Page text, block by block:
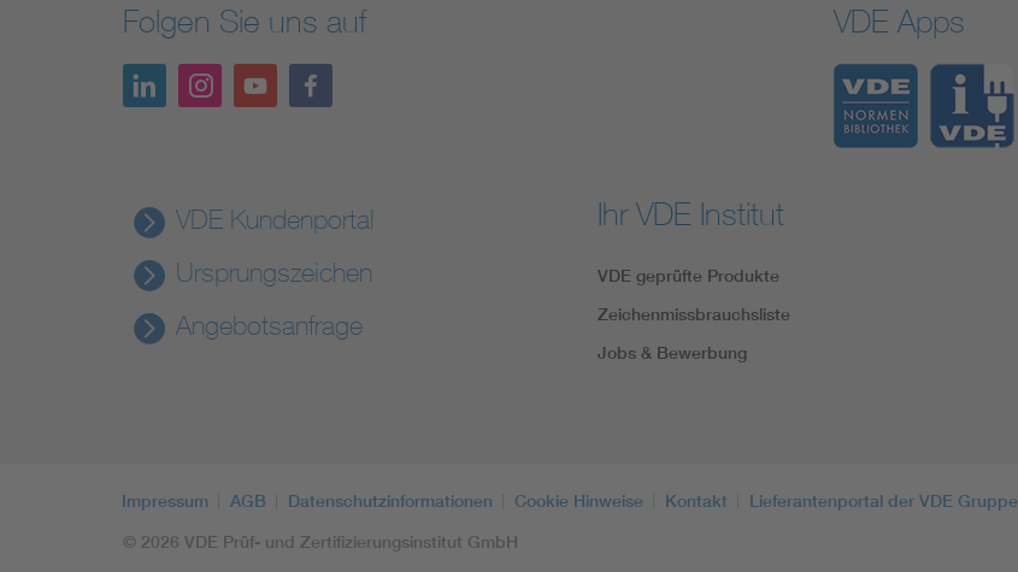
Folgen Sie uns auf VDE Apps
VDE Kundenportal
Ursprungszeichen
Angebotsanfrage
Ihr VDE Institut
VDE geprüfte Produkte
Zeichenmissbrauchsliste
Jobs & Bewerbung
Impressum AGB Datenschutzinformationen Cookie Hinweise Kontakt
Lieferantenportal der VDE Gruppe
© 2026 VDE Prüf- und Zertifizierungsinstitut GmbH